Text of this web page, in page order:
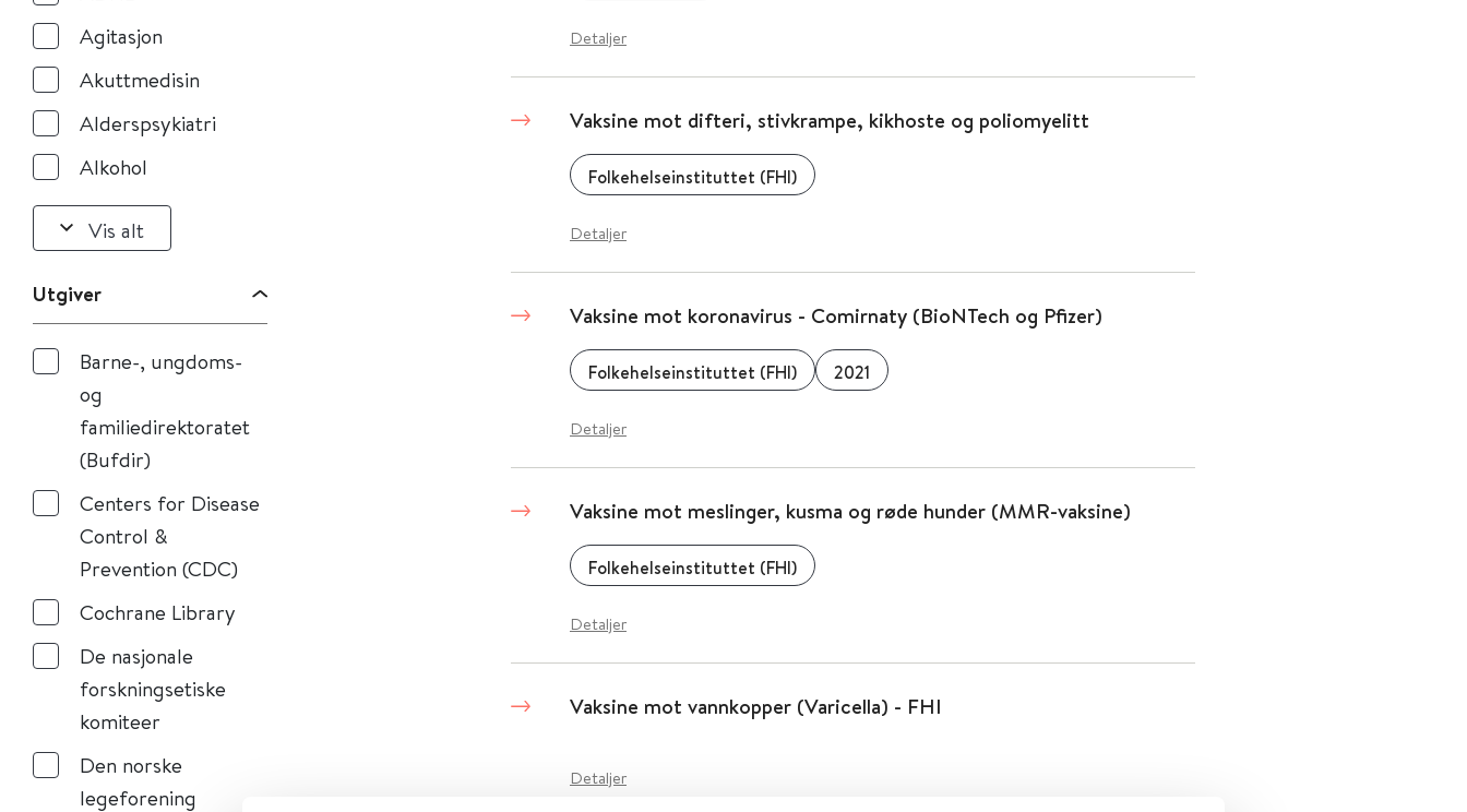
Agitasjon
Akuttmedisin
Alderspsykiatri
Alkohol
Vis alt
Utgiver
Barne-, ungdoms-
og
familiedirektoratet
(Bufdir)
Centers for Disease
Control &
Prevention (CDC)
Cochrane Library
De nasjonale
forskningsetiske
komiteer
Den norske
legeforening
Detaljer
Vaksine mot difteri, stivkrampe, kikhoste og poliomyelitt
Folkehelseinstituttet (FHI)
Detaljer
Vaksine mot koronavirus - Comirnaty (BioNTech og Pfizer)
Folkehelseinstituttet (FHI) 2021
Detaljer
Vaksine mot meslinger, kusma og røde hunder (MMR-vaksine)
Folkehelseinstituttet (FHI)
Detaljer
Vaksine mot vannkopper (Varicella) - FHI
Detaljer